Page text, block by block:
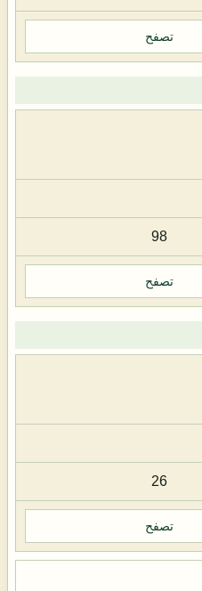
تصفح
98
تصفح
26
تصفح